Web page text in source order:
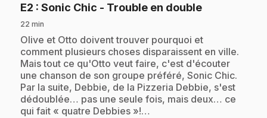
E2 : Sonic Chic - Trouble en double.
22 min
.Olive et Otto doivent trouver pourquoi et
comment plusieurs choses disparaissent en ville.
Mais tout ce qu'Otto veut faire, c'est d'écouter
une chanson de son groupe préféré, Sonic Chic.
Par la suite, Debbie, de la Pizzeria Debbie, s'est
dédoublée… pas une seule fois, mais deux… ce
qui fait « quatre Debbies »!…